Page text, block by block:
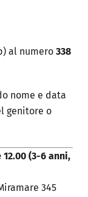
al numero 338
nome e data
genitore o
(3-6 anni,
345